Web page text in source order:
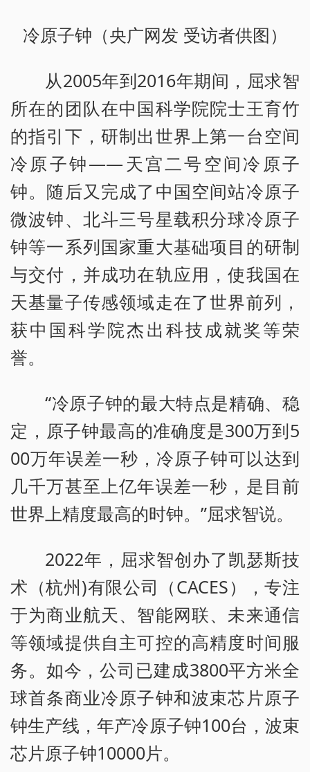
冷原子钟（央广网发 受访者供图）
从2005年到2016年期间，屈求智
所在的团队在中国科学院院士王育竹
的指引下，研制出世界上第一台空间
冷原子钟——天宫二号空间冷原子
钟。随后又完成了中国空间站冷原子
微波钟、北斗三号星载积分球冷原子
钟等一系列国家重大基础项目的研制
与交付，并成功在轨应用，使我国在
天基量子传感领域走在了世界前列，
获中国科学院杰出科技成就奖等荣
誉。
“冷原子钟的最大特点是精确、稳
定，原子钟最高的准确度是300万到5
00万年误差一秒，冷原子钟可以达到
几千万甚至上亿年误差一秒，是目前
世界上精度最高的时钟。”屈求智说。
2022年，屈求智创办了凯瑟斯技
术（杭州)有限公司（CACES），专注
于为商业航天、智能网联、未来通信
等领域提供自主可控的高精度时间服
务。如今，公司已建成3800平方米全
球首条商业冷原子钟和波束芯片原子
钟生产线，年产冷原子钟100台，波束
芯片原子钟10000片。